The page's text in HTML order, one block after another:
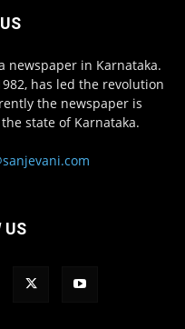
newspaper in Karnataka.
has led the revolution
the newspaper is
state of Karnataka.
US